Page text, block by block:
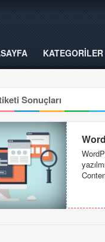
KATEGORİLER
Sonuçları